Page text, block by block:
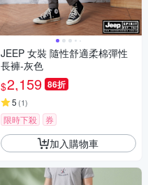
JEEP 女裝 隨性舒適柔棉彈性
長褲-灰色
$2,159 86折
5 (1)
限時下殺 券
加入購物車